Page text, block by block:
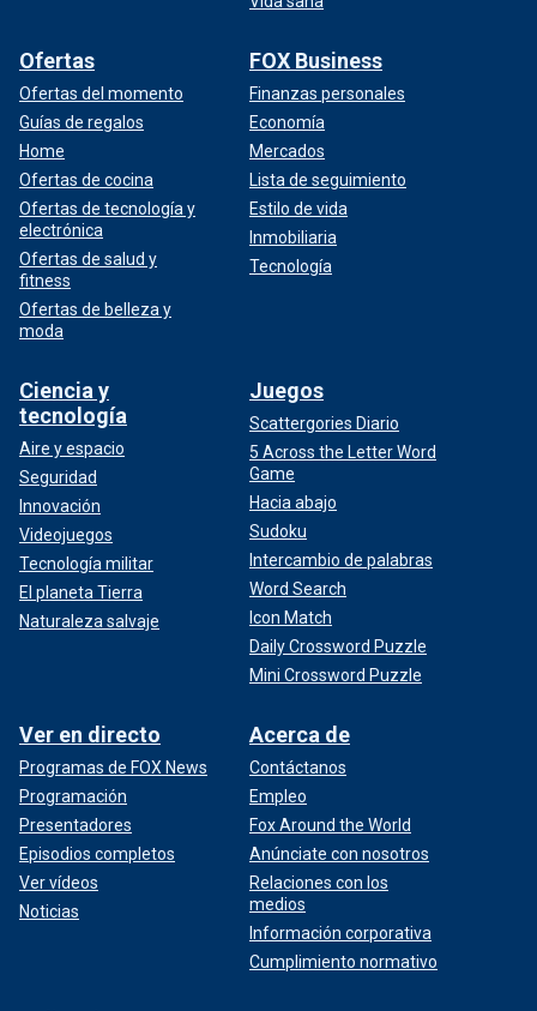
Ofertas
Ofertas del momento
Guías de regalos
Home
Ofertas de cocina
Ofertas de tecnología y
electrónica
Ofertas de salud y
fitness
Ofertas de belleza y
moda
FOX Business
Finanzas personales
Economía
Mercados
Lista de seguimiento
Estilo de vida
Inmobiliaria
Tecnología
Ciencia y
tecnología
Aire y espacio
Seguridad
Innovación
Videojuegos
Tecnología militar
El planeta Tierra
Naturaleza salvaje
Juegos
Scattergories Diario
5 Across the Letter Word
Game
Hacia abajo
Sudoku
Intercambio de palabras
Word Search
Icon Match
Daily Crossword Puzzle
Mini Crossword Puzzle
Ver en directo
Programas de FOX News
Programación
Presentadores
Episodios completos
Ver vídeos
Noticias
Acerca de
Contáctanos
Empleo
Fox Around the World
Anúnciate con nosotros
Relaciones con los
medios
Información corporativa
Cumplimiento normativo